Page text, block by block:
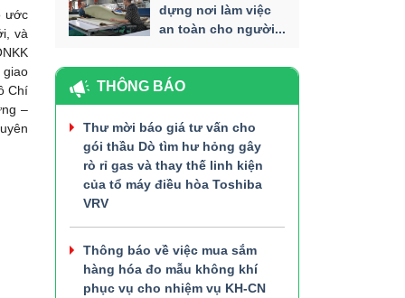
ước
và
Chí
–
dựng nơi làm việc
an toàn cho người...
THÔNG BÁO
Thư mời báo giá tư vấn cho
gói thầu Dò tìm hư hỏng gây
rò rỉ gas và thay thế linh kiện
của tổ máy điều hòa Toshiba
VRV
Thông báo về việc mua sắm
hàng hóa đo mẫu không khí
phục vụ cho nhiệm vụ KH-CN